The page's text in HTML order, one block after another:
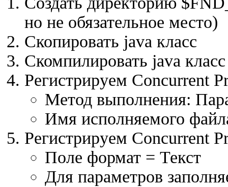
но не обязательное место)
Скопировать java класс
Скомпилировать java класс
Регистрируем Concurrent
Метод выполнения:
Имя исполняемого
Регистрируем Concurrent
Поле формат = Текст
Для параметров